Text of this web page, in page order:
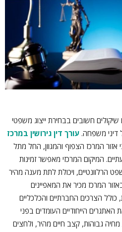
שיקולים חשובים בבחירת ייצוג משפטי
דיני משפחה. עורך דין גירושין במרכז
אזור המרכז הצפוף והמגוון, החל מתל
המיקום המרכזי מאפשר זמינות
הרלוונטיים, ויכולת לתת מענה מהיר
המרכז מכיר את המאפיינים
כולל הצרכים החברתיים והכלכליים
האתגרים הייחודיים העומדים בפני
גבוהות, קצב חיים מהיר, ולחצים